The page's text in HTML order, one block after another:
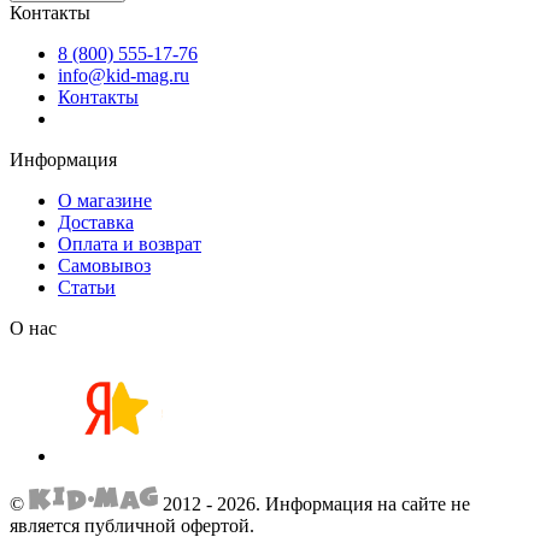
Контакты
8 (800) 555-17-76
info@kid-mag.ru
Контакты
Информация
О магазине
Доставка
Оплата и возврат
Самовывоз
Статьи
О нас
© 2012 - 2026. Информация на сайте не
является публичной офертой.